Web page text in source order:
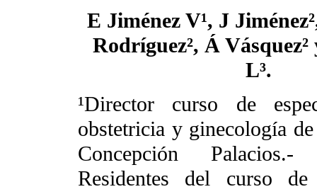
E Jiménez V¹, J
Rodríguez², Á
L³.
¹Director curso de
obstetricia y ginecología
Concepción
Residentes del curso